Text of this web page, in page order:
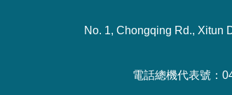
No. 1, Chongqing Rd., Xitun
電話總機代表號：